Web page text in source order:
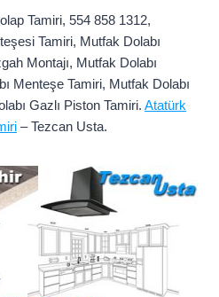
Tamiri, 554 858 1312,
Tamiri, Mutfak Dolabı
Montajı, Mutfak Dolabı
Menteşe Tamiri, Mutfak Dolabı
Gazlı Piston Tamiri. Atatürk
– Tezcan Usta.